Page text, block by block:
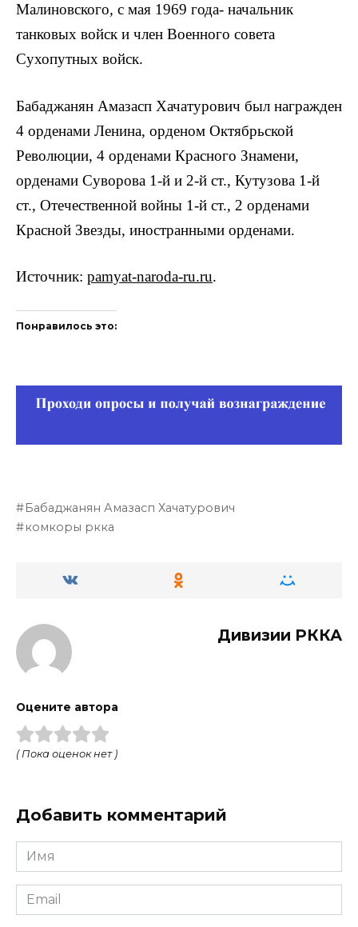
Малиновского, с мая 1969 года- начальник
танковых войск и член Военного совета
Сухопутных войск.
Бабаджанян Амазасп Хачатурович был награжден
4 орденами Ленина, орденом Октябрьской
Революции, 4 орденами Красного Знамени,
орденами Суворова 1-й и 2-й ст., Кутузова 1-й
ст., Отечественной войны 1-й ст., 2 орденами
Красной Звезды, иностранными орденами.
Источник: pamyat-naroda-ru.ru.
Понравилось это:
Бабаджанян Амазасп Хачатурович
комкоры ркка
Дивизии РККА
Оцените автора
( Пока оценок нет )
Добавить комментарий
Имя
Email